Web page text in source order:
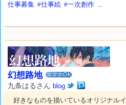
仕事募集 #仕事絵 #一次創作 ...
幻想路地 スマホOK
九条はるさんblog
好きなものを描いているオリジナルイ